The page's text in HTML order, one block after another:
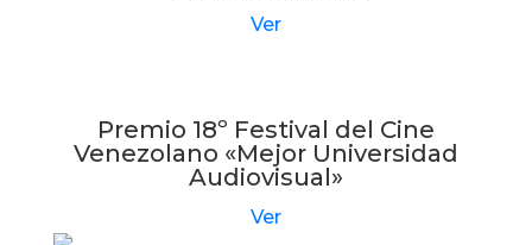
Ver
Premio 18º Festival del Cine
Venezolano «Mejor Universidad
Audiovisual»
Ver